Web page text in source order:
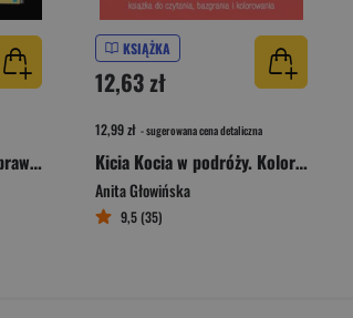
MAM eMOCje. Wielkie sprawy małych ludzi. Opowiadania terapeutyczne. Część 2
KSIĄŻKA
12,63 zł
12,99 zł - sugerowana cena detaliczna
Kicia Kocia w podróży. Kolorowanka
Anita Głowińska
9,5 (35)